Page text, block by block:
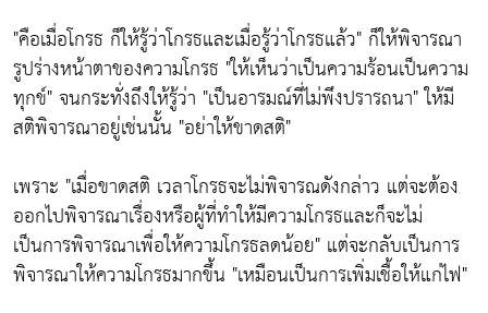
"คือเมื่อโกรธ ก็ให้รู้ว่าโกรธและเมื่อรู้ว่าโกรธแล้ว" ก็ให้พิจารณา
รูปร่างหน้าตาของความโกรธ "ให้เห็นว่าเป็นความร้อนเป็นความ
ทุกข์" จนกระทั่งถึงให้รู้ว่า "เป็นอารมณ์ที่ไม่พึงปรารถนา"ให้มี
สติพิจารณาอยู่เช่นนั้น "อย่าให้ขาดสติ"
เพราะ "เมื่อขาดสติ เวลาโกรธจะไม่พิจารณดังกล่าว แต่จะต้อง
ออกไปพิจารณาเรื่องหรือผู้ที่ทำให้มีความโกรธและก็จะไม่
เป็นการพิจารณาเพื่อให้ความโกรธลดน้อย" แต่จะกลับเป็นการ
พิจารณาให้ความโกรธมากขึ้น "เหมือนเป็นการเพิ่มเชื้อให้แก่ไฟ"